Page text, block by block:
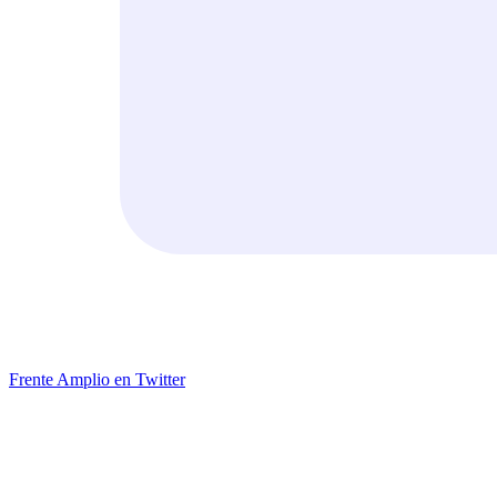
Frente Amplio en Twitter